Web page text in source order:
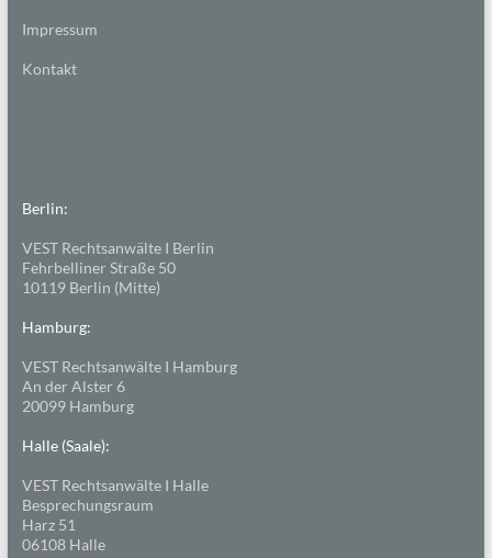
Impressum
Kontakt
Berlin:
VEST Rechtsanwälte I Berlin
Fehrbelliner Straße 50
10119 Berlin (Mitte)
Hamburg:
VEST Rechtsanwälte I Hamburg
An der Alster 6
20099 Hamburg
Halle (Saale):
VEST Rechtsanwälte I Halle
Besprechungsraum
Harz 51
06108 Halle